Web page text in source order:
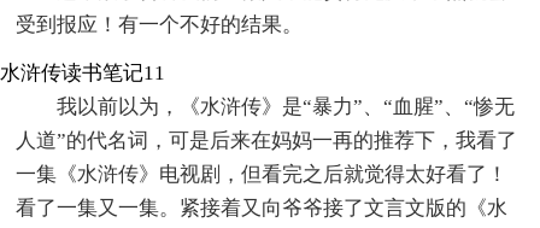
受到报应！有一个不好的结果。
水浒传读书笔记11
我以前以为，《水浒传》是“暴力”、“血腥”、“惨无
人道”的代名词，可是后来在妈妈一再的推荐下，我看了
一集《水浒传》电视剧，但看完之后就觉得太好看了！
看了一集又一集。紧接着又向爷爷接了文言文版的《水